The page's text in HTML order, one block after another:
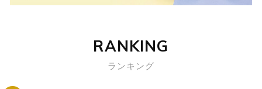
RANKING
ランキング